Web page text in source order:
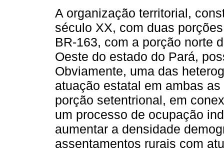
A organização territorial,
século XX, com duas
BR-163, com a porção norte
Oeste do estado do Pará,
Obviamente, uma das
atuação estatal em ambas
porção setentrional, em
um processo de ocupação
aumentar a densidade
assentamentos rurais com